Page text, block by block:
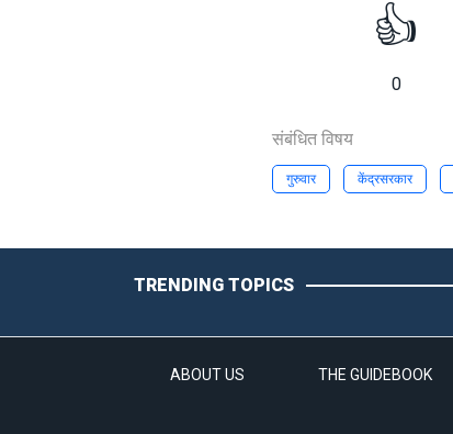
👍
0
संबंधित विषय
गुरुवार केंद्रसरकार
TRENDING TOPICS
ABOUT US THE GUIDEBOOK